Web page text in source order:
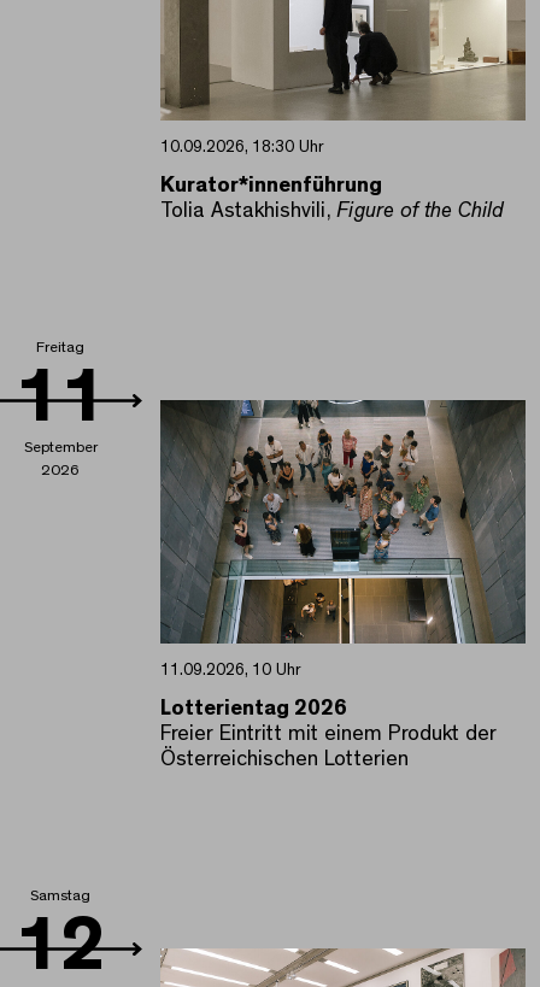
10.09.2026, 18:30 Uhr
Kurator*innenführung
Tolia Astakhishvili, Figure of the Child
Freitag
11
September
2026
11.09.2026, 10 Uhr
Lotterientag 2026
Freier Eintritt mit einem Produkt der
Österreichischen Lotterien
Samstag
12